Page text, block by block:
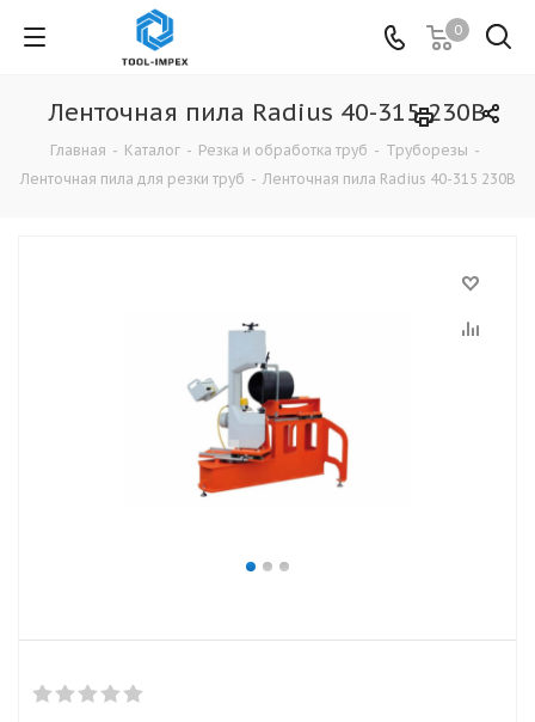
0
Ленточная пила Radius 40-315 230В
Главная - Каталог - Резка и обработка труб - Труборезы -
Ленточная пила для резки труб - Ленточная пила Radius 40-315 230В